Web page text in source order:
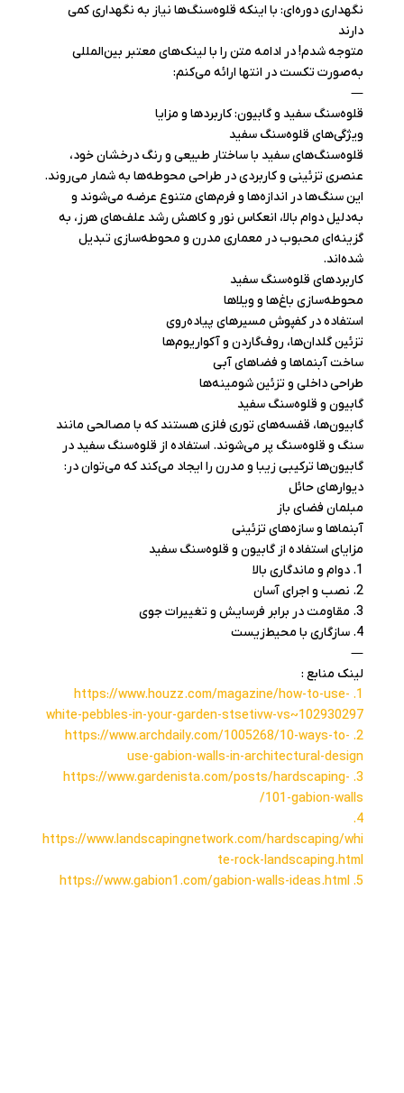
نگهداری دوره‌ای: با اینکه قلوه‌سنگ‌ها نیاز به نگهداری کمی
دارند
متوجه شدم! در ادامه متن را با لینک‌های معتبر بین‌المللی
به‌صورت تکست در انتها ارائه می‌کنم:
—
قلوه‌سنگ سفید و گابیون: کاربردها و مزایا
ویژگی‌های قلوه‌سنگ سفید
قلوه‌سنگ‌های سفید با ساختار طبیعی و رنگ درخشان خود،
عنصری تزئینی و کاربردی در طراحی محوطه‌ها به شمار می‌روند.
این سنگ‌ها در اندازه‌ها و فرم‌های متنوع عرضه می‌شوند و
به‌دلیل دوام بالا، انعکاس نور و کاهش رشد علف‌های هرز، به
گزینه‌ای محبوب در معماری مدرن و محوطه‌سازی تبدیل
شده‌اند.
کاربردهای قلوه‌سنگ سفید
محوطه‌سازی باغ‌ها و ویلاها
استفاده در کفپوش مسیرهای پیاده‌روی
تزئین گلدان‌ها، روف‌گاردن و آکواریوم‌ها
ساخت آبنماها و فضاهای آبی
طراحی داخلی و تزئین شومینه‌ها
گابیون و قلوه‌سنگ سفید
گابیون‌ها، قفسه‌های توری فلزی هستند که با مصالحی مانند
سنگ و قلوه‌سنگ پر می‌شوند. استفاده از قلوه‌سنگ سفید در
گابیون‌ها ترکیبی زیبا و مدرن را ایجاد می‌کند که می‌توان در:
دیوارهای حائل
مبلمان فضای باز
آبنماها و سازه‌های تزئینی
مزایای استفاده از گابیون و قلوه‌سنگ سفید
1. دوام و ماندگاری بالا
2. نصب و اجرای آسان
3. مقاومت در برابر فرسایش و تغییرات جوی
4. سازگاری با محیط‌زیست
—
لینک‌ منابع :
1. https://www.houzz.com/magazine/how-to-use-
white-pebbles-in-your-garden-stsetivw-vs~102930297
2. https://www.archdaily.com/1005268/10-ways-to-
use-gabion-walls-in-architectural-design
3. https://www.gardenista.com/posts/hardscaping-
101-gabion-walls/
4.
https://www.landscapingnetwork.com/hardscaping/whi
te-rock-landscaping.html
5. https://www.gabion1.com/gabion-walls-ideas.html